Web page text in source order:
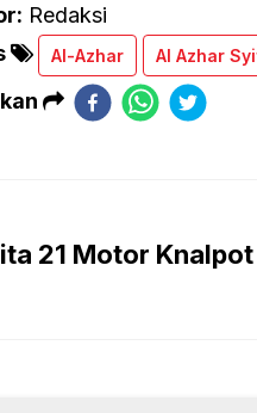
Redaksi
Al-Azhar Al Azhar
21 Motor Knalpot